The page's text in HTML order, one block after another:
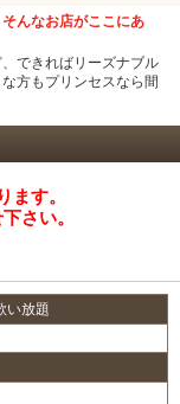
んなお店がここにあ
できればリーズナブル
方もプリンセスなら間
です◎
んの魅力が光る30代後
し☆
、一人でゆったりと落
もご利用可能です。料
イワイ楽しいガールズ
す。
さい。
い放題